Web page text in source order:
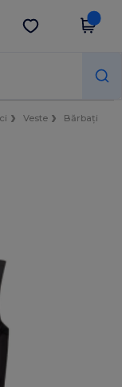
Descarcă app
Veste
Bărbați